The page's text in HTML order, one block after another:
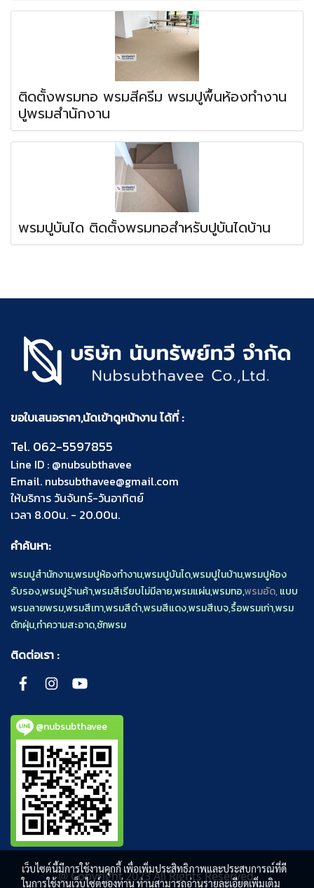
ติดตั้งพรมทอ พรมสีครีม พรมปูพื้นห้องทำงาน
ปูพรมสำนักงาน
พรมปูบันได ติดตั้งพรมทอสำหรับปูบันไดบ้าน
ขอใบเสนอราคา,นัดเข้าดูหน้างาน ได้ที่ :
Tel. 062-5597855
Line ID : @nubsubthavee
Email. nubsubthavee@gmail.com
ให้บริการ วันจันทร์-วันอาทิตย์
เวลา 8.00น. - 20.00น.
คำค้นหา:
พรมปูสำนักงาน,พรมปูห้องทำงาน,พรมปูบันได,พรมปูในบ้าน,พรมปูห้อง
รับรอง,พรมปูร้านค้า,พรมสีเรียบไม่มีลาย,พรมแผ่น,พรมทอ,พรมอัด,แบบ
พรมลายพรม,พรมสีเทา,พรมสีดำ,พรมสีแดง,พรมสีเบจ,รื้อพรมเก่า,พรม
ดักฝุ่น,ทำความสะอาด,ซักพรม
ติดต่อเรา :
@nubsubthavee
@ Copyright 2023 All Rights Reserved.
เว็บไซต์นี้มีการใช้งานคุกกี้ เพื่อเพิ่มประสิทธิภาพและประสบการณ์ที่ดี
ในการใช้งานเว็บไซต์ของท่าน ท่านสามารถอ่านรายละเอียดเพิ่มเติม